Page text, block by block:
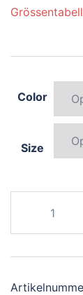
Color
Size
chameleon
Menge